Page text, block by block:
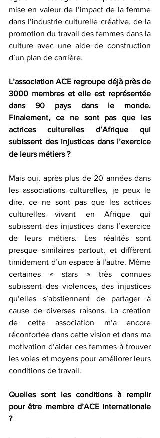
mise en valeur de l’impact de la femme
dans l’industrie culturelle créative, de la
promotion du travail des femmes dans la
culture avec une aide de construction
d’un plan de carrière.
L’association ACE regroupe déjà près de
3000 membres et elle est représentée
dans 90 pays dans le monde.
Finalement, ce ne sont pas que les
actrices culturelles d’Afrique qui
subissent des injustices dans l’exercice
de leurs métiers ?
Mais oui, après plus de 20 années dans
les associations culturelles, je peux le
dire, ce ne sont pas que les actrices
culturelles vivant en Afrique qui
subissent des injustices dans l’exercice
de leurs métiers. Les réalités sont
presque similaires partout, et diffèrent
timidement d’un espace à l’autre. Même
certaines « stars » très connues
subissent des violences, des injustices
qu’elles s’abstiennent de partager à
cause de diverses raisons. La création
de cette association m’a encore
réconfortée dans cette vision et dans ma
motivation d’aider ces femmes à trouver
les voies et moyens pour améliorer leurs
conditions de travail.
Quelles sont les conditions à remplir
pour être membre d’ACE internationale
?